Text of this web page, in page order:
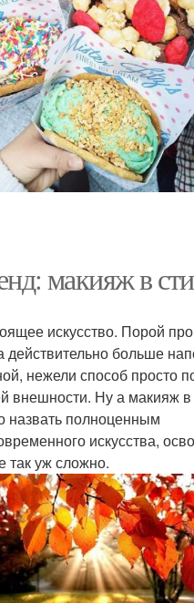
макияж в
искусство. Порой
действительно больше
нежели способ просто
внешности. Ну а макияж в
назвать полноценным
искусства,
так уж сложно.